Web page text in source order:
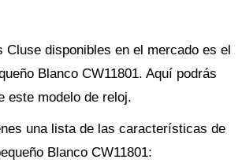
Cluse disponibles en el mercado es el
Blanco CW11801. Aquí podrás
este modelo de reloj.
una lista de las características de
Blanco CW11801: